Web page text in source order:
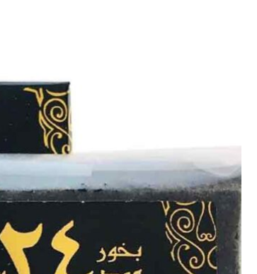
Nom
Enregistrer mon nom,
commentaire.